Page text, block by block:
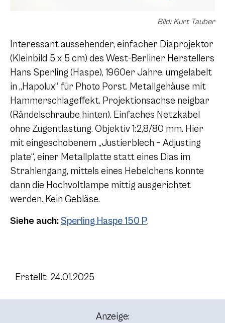
Bild: Kurt Tauber
Interessant aussehender, einfacher Diaprojektor
(Kleinbild 5 x 5 cm) des West-Berliner Herstellers
Hans Sperling (Haspe), 1960er Jahre, umgelabelt
in „Hapolux“ für Photo Porst. Metallgehäuse mit
Hammerschlageffekt. Projektionsachse neigbar
(Rändelschraube hinten). Einfaches Netzkabel
ohne Zugentlastung. Objektiv 1:2,8/80 mm. Hier
mit eingeschobenem „Justierblech – Adjusting
plate“, einer Metallplatte statt eines Dias im
Strahlengang, mittels eines Hebelchens konnte
dann die Hochvoltlampe mittig ausgerichtet
werden. Kein Gebläse.
Siehe auch:Sperling Haspe 150 P.
Erstellt: 24.01.2025
Anzeige: